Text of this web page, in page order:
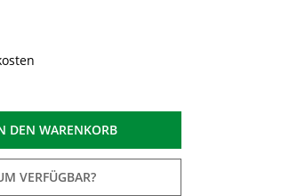
DEN WARENKORB
VERFÜGBAR?